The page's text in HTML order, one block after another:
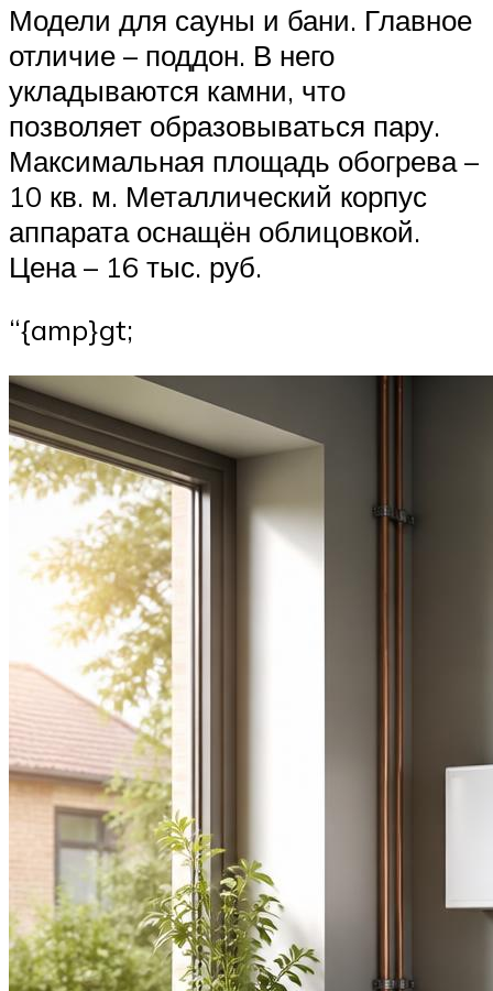
Модели для сауны и бани. Главное
отличие – поддон. В него
укладываются камни, что
позволяет образовываться пару.
Максимальная площадь обогрева –
10 кв. м. Металлический корпус
аппарата оснащён облицовкой.
Цена – 16 тыс. руб.
“{amp}gt;